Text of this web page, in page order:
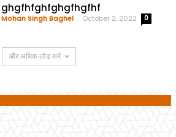
ghgfhfghfghgfhgfhf
Mohan Singh Baghel - October 2, 2022 0
और अधिक लोड करें